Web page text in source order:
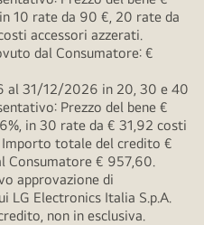
10 rate da 90 €, 20 rate da
accessori azzerati.
dal Consumatore: €
31/12/2026 in 20, 30 e 40
Prezzo del bene €
in 30 rate da € 31,92 costi
totale del credito €
Consumatore € 957,60.
approvazione di
LG Electronics Italia S.p.A.
non in esclusiva.